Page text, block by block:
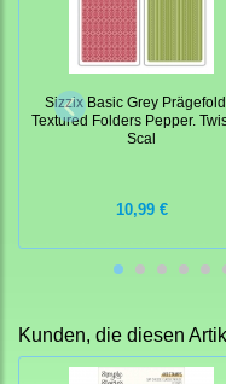
Sizzix Basic Grey
Textured Folders Pepper.
Scal
10,99 €
Kunden, die diesen